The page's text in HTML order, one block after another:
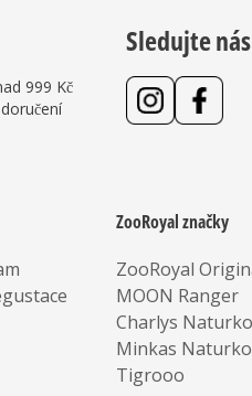
999 Kč
Sledujte
ZooRoyal značky
ZooRoyal
MOON Ranger
Charlys
Minkas
Tigrooo